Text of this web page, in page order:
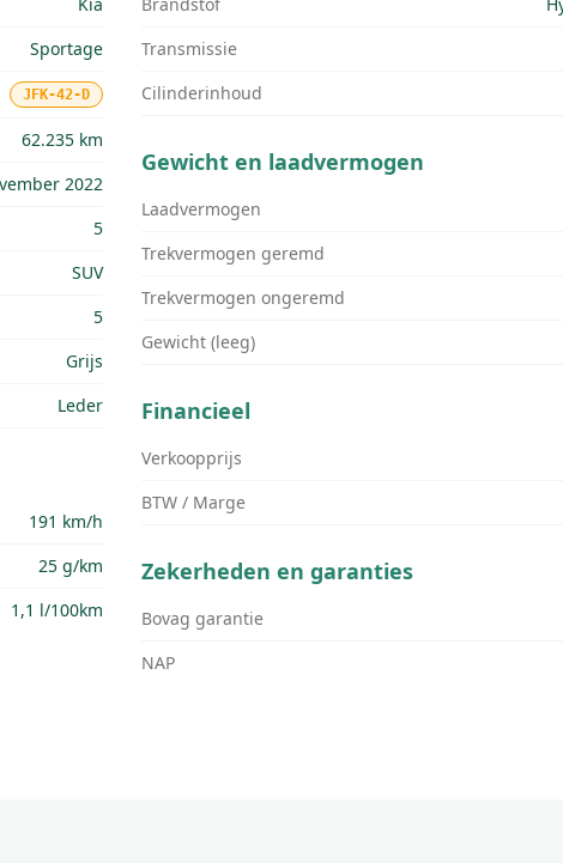
Sportage
JFK-42-D
62.235 km
2022
5
SUV
5
Grijs
Leder
191 km/h
25 g/km
1,1 l/100km
Transmissie
Cilinderinhoud
Gewicht en laadvermogen
Laadvermogen
Trekvermogen geremd
Trekvermogen ongeremd
Gewicht (leeg)
Financieel
Verkoopprijs
BTW / Marge
Zekerheden en garanties
Bovag garantie
NAP